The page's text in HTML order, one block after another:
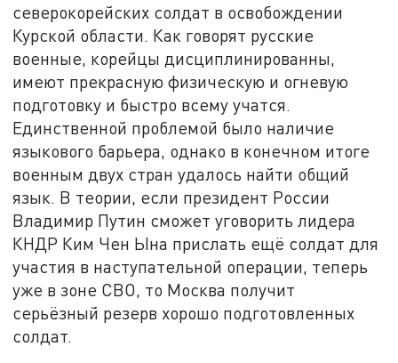
северокорейских солдат в освобождении
Курской области. Как говорят русские
военные, корейцы дисциплинированны,
имеют прекрасную физическую и огневую
подготовку и быстро всему учатся.
Единственной проблемой было наличие
языкового барьера, однако в конечном итоге
военным двух стран удалось найти общий
язык. В теории, если президент России
Владимир Путин сможет уговорить лидера
КНДР Ким Чен Ына прислать ещё солдат для
участия в наступательной операции, теперь
уже в зоне СВО, то Москва получит
серьёзный резерв хорошо подготовленных
солдат.